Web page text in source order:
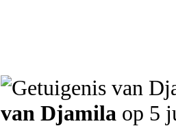
van Djamila op 5